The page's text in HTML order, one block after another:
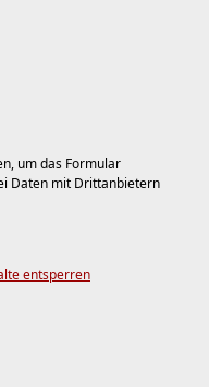
um das Formular
Daten mit Drittanbietern
entsperren